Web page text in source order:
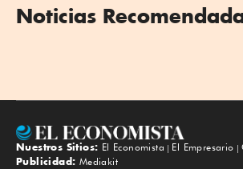
Noticias
Nuestros Sitios: El Economista El Empresario
Publicidad: Mediakit